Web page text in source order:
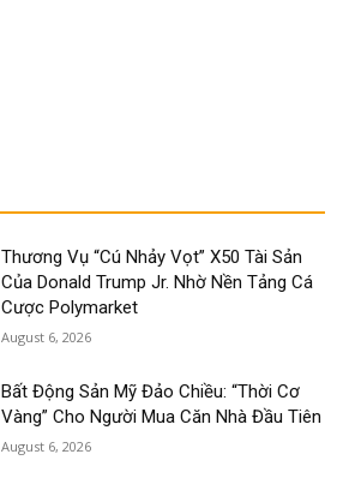
Thương Vụ “Cú Nhảy Vọt” X50 Tài Sản
Của Donald Trump Jr. Nhờ Nền Tảng Cá
Cược Polymarket
August 6, 2026
Bất Động Sản Mỹ Đảo Chiều: “Thời Cơ
Vàng” Cho Người Mua Căn Nhà Đầu Tiên
August 6, 2026